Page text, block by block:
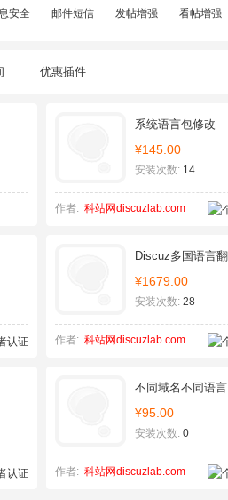
安全 邮件短信 发帖增强 看帖增强
优惠插件
系统语言包修改
¥145.00
安装次数:14
作者: 科站网discuzlab.com
Discuz多国语言
¥1679.00
安装次数:28
作者: 科站网discuzlab.com
不同域名不同语言
¥95.00
安装次数:0
作者: 科站网discuzlab.com